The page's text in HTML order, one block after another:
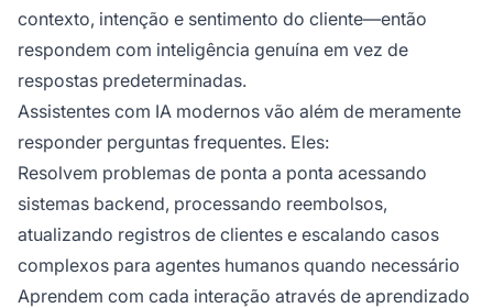
contexto, intenção e sentimento do cliente—então
respondem com inteligência genuína em vez de
respostas predeterminadas.
Assistentes com IA modernos vão além de meramente
responder perguntas frequentes. Eles:
Resolvem problemas de ponta a ponta acessando
sistemas backend, processando reembolsos,
atualizando registros de clientes e escalando casos
complexos para agentes humanos quando necessário
Aprendem com cada interação através de aprendizado